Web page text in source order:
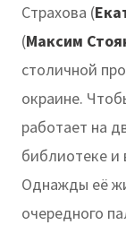
Страхова (
(Максим
столичной
окраине.
работает на
библиотеке и
Однажды её
очередного